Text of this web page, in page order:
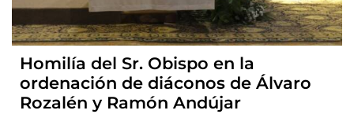
Homilía del Sr. Obispo en la
ordenación de diáconos de Álvaro
Rozalén y Ramón Andújar